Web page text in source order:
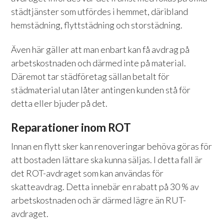
städtjänster som utfördes i hemmet, däribland
hemstädning, flyttstädning och storstädning.
Även här gäller att man enbart kan få avdrag på
arbetskostnaden och därmed inte på material.
Däremot tar städföretag sällan betalt för
städmaterial utan låter antingen kunden stå för
detta eller bjuder på det.
Reparationer inom ROT
Innan en flytt sker kan renoveringar behöva göras för
att bostaden lättare ska kunna säljas. I detta fall är
det ROT-avdraget som kan användas för
skatteavdrag. Detta innebär en rabatt på 30 % av
arbetskostnaden och är därmed lägre än RUT-
avdraget.